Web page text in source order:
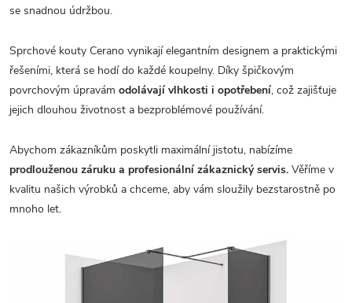
se snadnou údržbou.
Sprchové kouty Cerano vynikají elegantním designem a praktickými
řešeními, která se hodí do každé koupelny. Díky špičkovým
povrchovým úpravám odolávají vlhkosti i opotřebení, což zajišťuje
jejich dlouhou životnost a bezproblémové používání.
Abychom zákazníkům poskytli maximální jistotu, nabízíme
prodlouženou záruku a profesionální zákaznický servis. Věříme v
kvalitu našich výrobků a chceme, aby vám sloužily bezstarostně po
mnoho let.